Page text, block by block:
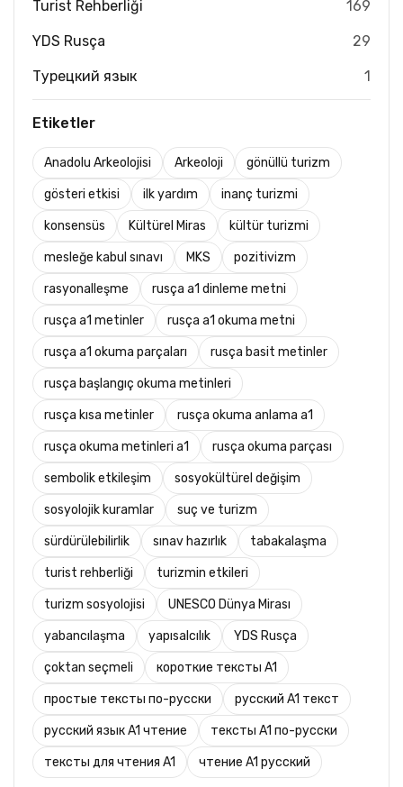
Turist Rehberliği 169
YDS Rusça 29
Турецкий язык 1
Etiketler
Anadolu Arkeolojisi Arkeoloji gönüllü turizm
gösteri etkisi ilk yardım inanç turizmi
konsensüs Kültürel Miras kültür turizmi
mesleğe kabul sınavı MKS pozitivizm
rasyonalleşme rusça a1 dinleme metni
rusça a1 metinler rusça a1 okuma metni
rusça a1 okuma parçaları rusça basit metinler
rusça başlangıç okuma metinleri
rusça kısa metinler rusça okuma anlama a1
rusça okuma metinleri a1 rusça okuma parçası
sembolik etkileşim sosyokültürel değişim
sosyolojik kuramlar suç ve turizm
sürdürülebilirlik sınav hazırlık tabakalaşma
turist rehberliği turizmin etkileri
turizm sosyolojisi UNESCO Dünya Mirası
yabancılaşma yapısalcılık YDS Rusça
çoktan seçmeli короткие тексты A1
простые тексты по-русски русский A1 текст
русский язык A1 чтение тексты A1 по-русски
тексты для чтения A1 чтение A1 русский